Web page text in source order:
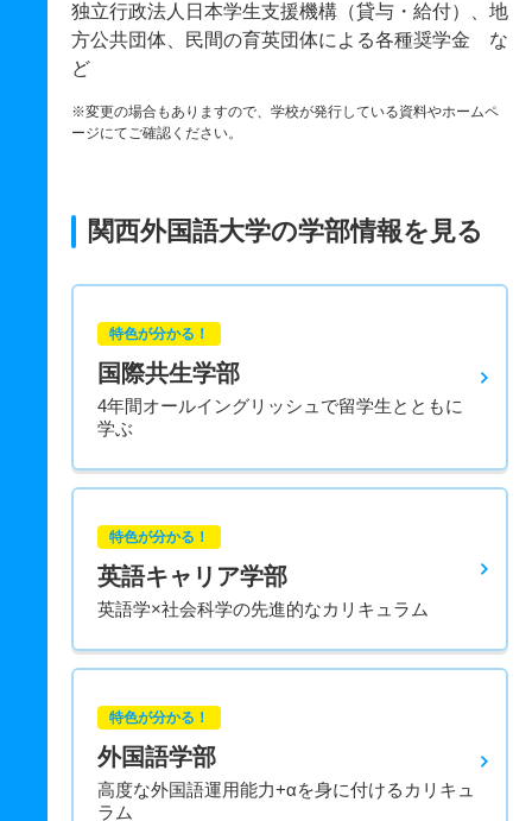
独立行政法人日本学生支援機構（貸与・給付）、地
方公共団体、民間の育英団体による各種奨学金 な
ど
※変更の場合もありますので、学校が発行している資料やホームペ
ージにてご確認ください。
関西外国語大学の学部情報を見る
特色が分かる！
国際共生学部
4年間オールイングリッシュで留学生とともに
学ぶ
特色が分かる！
英語キャリア学部
英語学×社会科学の先進的なカリキュラム
特色が分かる！
外国語学部
高度な外国語運用能力+αを身に付けるカリキュ
ラム